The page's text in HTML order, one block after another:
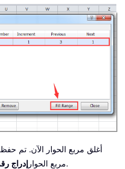
مربع الحوار إدراج لاستخدامها مستقبلاً.